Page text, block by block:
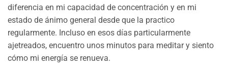
diferencia en mi capacidad de concentración y en mi
estado de ánimo general desde que la practico
regularmente. Incluso en esos días particularmente
ajetreados, encuentro unos minutos para meditar y siento
cómo mi energía se renueva.